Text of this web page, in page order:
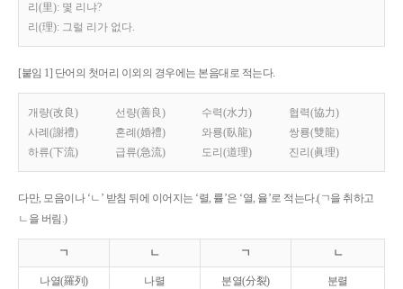
리(里): 몇 리냐?
리(理): 그럴 리가 없다.
[붙임 1] 단어의 첫머리 이외의 경우에는 본음대로 적는다.
개량(改良) 선량(善良) 수력(水力)
협력(協力)
사례(謝禮)
혼례(婚禮) 와룡(臥龍)
쌍룡(雙龍)
하류(下流)
급류(急流) 도리(道理) 진리(眞理)
다만, 모음이나 ‘ㄴ’ 받침 뒤에 이어지는 ‘렬, 률’은 ‘열, 율’로 적는다.(ㄱ을 취하고
ㄴ을 버림.)
ㄱ ㄴ ㄱ ㄴ
나열(羅列) 나렬 분열(分裂) 분렬